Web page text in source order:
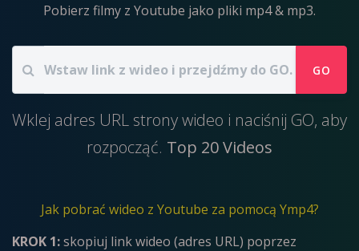
Pobierz filmy z Youtube jako pliki mp4 & mp3.
GO
Wklej adres URL strony wideo i naciśnij GO, aby
rozpocząć. Top 20 Videos
Jak pobrać wideo z Youtube za pomocą Ymp4?
KROK 1:skopiuj link wideo (adres URL) poprzez